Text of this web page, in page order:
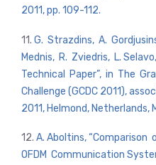
2011, pp. 109-112.
11. G. Strazdins, A.
Mednis, R. Zviedris, L.
Technical Paper”, in The
Challenge (GCDC 2011),
2011, Helmond, Netherlands,
12. A. Aboltins,
OFDM Communication